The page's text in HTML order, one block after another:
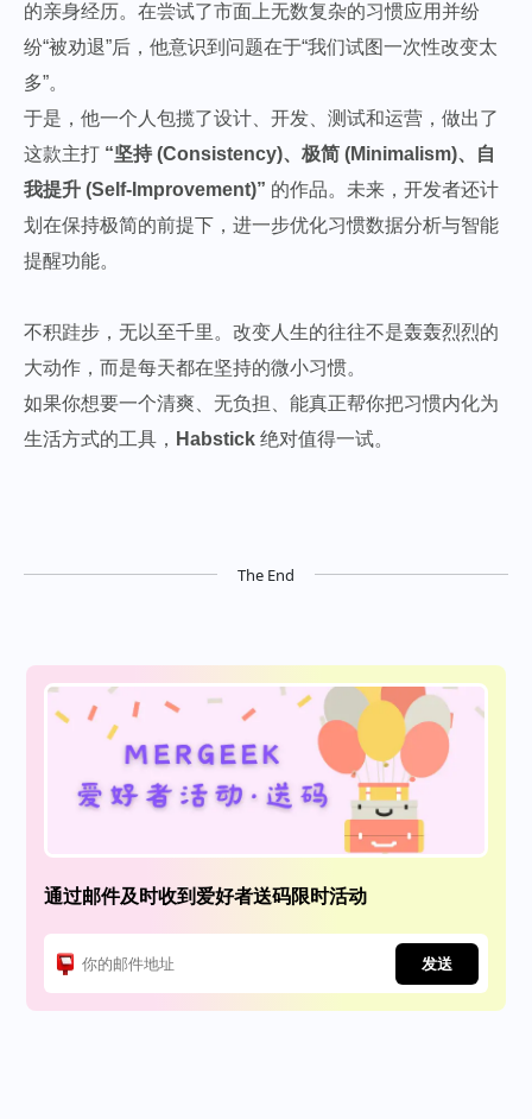
的亲身经历。在尝试了市面上无数复杂的习惯应用并纷
纷“被劝退”后，他意识到问题在于“我们试图一次性改变太
多”。
于是，他一个人包揽了设计、开发、测试和运营，做出了
这款主打 “坚持 (Consistency)、极简 (Minimalism)、自
我提升 (Self-Improvement)” 的作品。未来，开发者还计
划在保持极简的前提下，进一步优化习惯数据分析与智能
提醒功能。
不积跬步，无以至千里。改变人生的往往不是轰轰烈烈的
大动作，而是每天都在坚持的微小习惯。
如果你想要一个清爽、无负担、能真正帮你把习惯内化为
生活方式的工具， Habstick 绝对值得一试。
The End
通过邮件及时收到爱好者送码限时活动
发送